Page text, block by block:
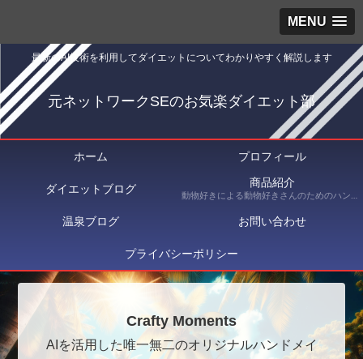
MENU
最新のAI技術を利用してダイエットについてわかりやすく解説します
元ネットワークSEのお気楽ダイエット部
ホーム プロフィール
ダイエットブログ 商品紹介
動物好きによる動物好きさんのためのハンドメイドショップ Crafty Moments（クラフティ・モーメンツ） にて出品している商品を紹介
温泉ブログ お問い合わせ
プライバシーポリシー
Crafty Moments
AIを活用した唯一無二のオリジナルハンドメイ